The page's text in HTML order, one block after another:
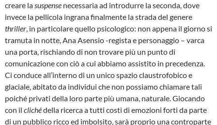
creare lasuspense necessaria ad introdurre la seconda, dove
invece la pellicola ingrana finalmente la strada del genere
thriller, in particolare quello psicologico: non appena il giorno si
tramuta in notte, Ana Asensio -regista e personaggio – varca
una porta, rischiando di non trovare più un punto di
comunicazione con ciò a cui abbiamo assistito in precedenza.
Ci conduce all’interno di un unico spazio claustrofobico e
glaciale, abitato da individui che non possiamo chiamare tali
poiché privati della loro parte più umana, naturale. Giocando
con il clichédella ricerca a tutti costi di emozioni forti da parte
di un pubblico ricco ed imbolsito, sarà proprio una controparte